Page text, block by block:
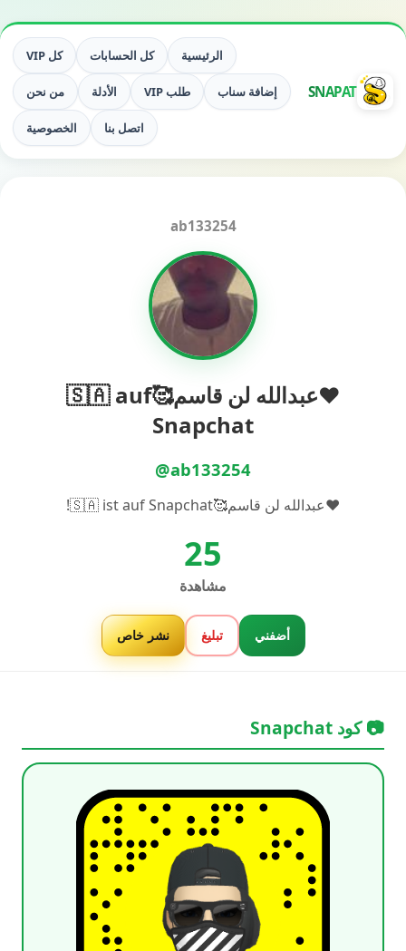
SNAPAT
الرئيسية كل الحسابات كل VIP
إضافة سناب طلب VIP الأدلة من نحن
اتصل بنا الخصوصية
ab133254
❤عبدالله لن قاسم🥰🇸🇦 auf
Snapchat
@ab133254
❤عبدالله لن قاسم🥰🇸🇦 ist auf Snapchat!
25
مشاهدة
أضفني تبليغ نشر خاص
📷 كود Snapchat